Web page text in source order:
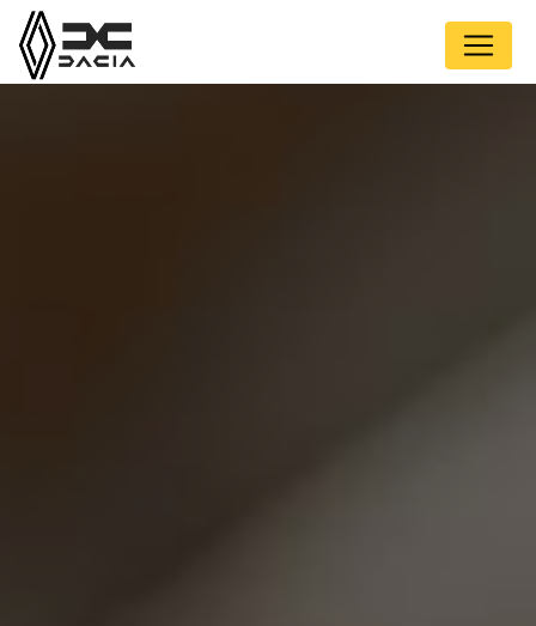
Panneau de gestion des cookies